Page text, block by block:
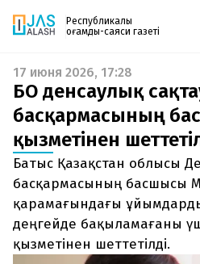
Республикалық
қоғамдық-саяси газеті
Жаңалықтар
Спорт
Live
Руханият
Аймақ
Архив
Заң және тәртіп
Редакциямен байланыс
+7 708 604 51 06
Жарнама бөлімі
+7 701 220 64 52
Газетке жазылу
PDF форматтағы газетті ай
поштаңызға алып отырыңыз.
шыққан сәтте сізге бірден
енгізіңіз, біз қалғанын өзіміз
17 июня 2026, 17:28
БҚО денсаулық
басқармасының
қызметінен
Батыс Қазақстан облысы
басқармасының басшысы
қарамағындағы
деңгейде бақыламағаны
қызметінен шеттетілді.